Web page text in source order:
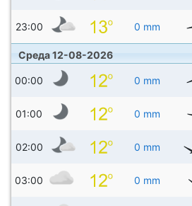
23:00 0 mm
Среда 12-08-2026
00:00 0 mm
01:00 0 mm
02:00 0 mm
03:00 0 mm